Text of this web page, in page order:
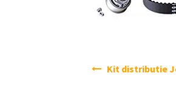
Kit distributie